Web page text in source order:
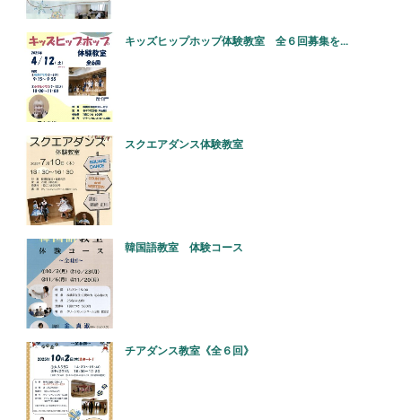
キッズヒップホップ体験教室 全６回募集を...
スクエアダンス体験教室
韓国語教室 体験コース
チアダンス教室《全６回》